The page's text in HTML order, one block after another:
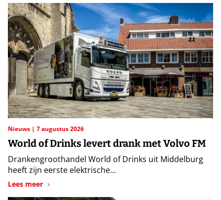
Nieuws 7 augustus 2026
World of Drinks levert drank met Volvo FM
Drankengroothandel World of Drinks uit Middelburg
heeft zijn eerste elektrische...
Lees meer